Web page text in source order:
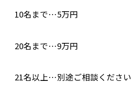
10名まで…5万円
20名まで…9万円
21名以上…別途ご相談ください